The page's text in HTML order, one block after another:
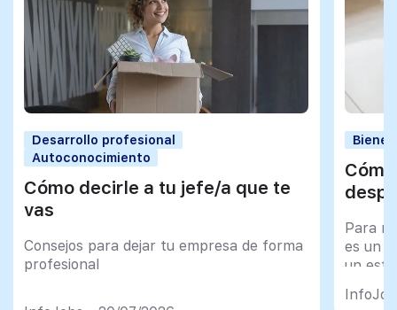
Desarrollo profesional
Autoconocimiento
Cómo decirle a tu jefe/a que te
vas
Consejos para dejar tu empresa de forma
profesional
Para
es un
un